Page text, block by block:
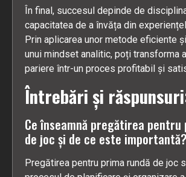
În final, succesul depinde de
capacitatea de a învăța din
Prin aplicarea unor metode eficiente
unui mindset analitic, poți transforma
pariere într-un proces profitabil și
Întrebări și
Ce înseamnă pregătirea pentru
de joc și de ce este importantă?
Pregătirea pentru prima rundă de joc